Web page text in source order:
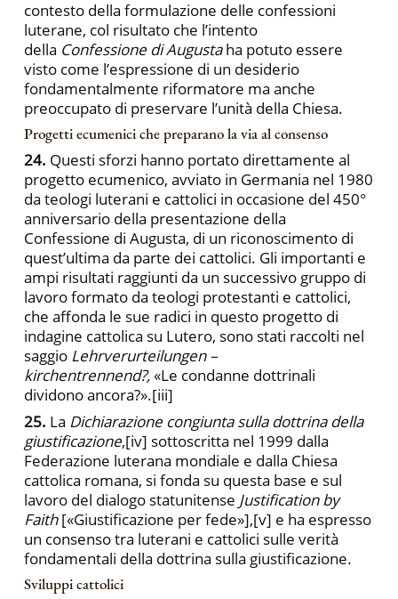
contesto della formulazione delle confessioni
luterane, col risultato che l’intento
della Confessione di Augustaha potuto essere
visto come l’espressione di un desiderio
fondamentalmente riformatore ma anche
preoccupato di preservare l’unità della Chiesa.
Progetti ecumenici che preparano la via al consenso
24. Questi sforzi hanno portato direttamente al
progetto ecumenico, avviato in Germania nel 1980
da teologi luterani e cattolici in occasione del 450°
anniversario della presentazione della
Confessione di Augusta, di un riconoscimento di
quest’ultima da parte dei cattolici. Gli importanti e
ampi risultati raggiunti da un successivo gruppo di
lavoro formato da teologi protestanti e cattolici,
che affonda le sue radici in questo progetto di
indagine cattolica su Lutero, sono stati raccolti nel
saggio Lehrverurteilungen –
kirchentrennend?,«Le condanne dottrinali
dividono ancora?».[iii]
25. La Dichiarazione congiunta sulla dottrina della
giustificazione,[iv] sottoscritta nel 1999 dalla
Federazione luterana mondiale e dalla Chiesa
cattolica romana, si fonda su questa base e sul
lavoro del dialogo statunitense Justification by
Faith[«Giustificazione per fede»],[v] e ha espresso
un consenso tra luterani e cattolici sulle verità
fondamentali della dottrina sulla giustificazione.
Sviluppi cattolici